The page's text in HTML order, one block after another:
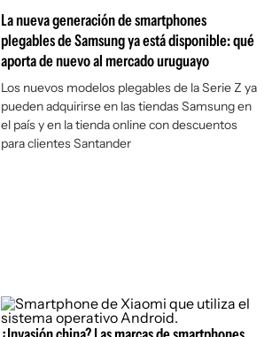
La nueva generación de smartphones
plegables de Samsung ya está disponible: qué
aporta de nuevo al mercado uruguayo
Los nuevos modelos plegables de la Serie Z ya
pueden adquirirse en las tiendas Samsung en
el país y en la tienda online con descuentos
para clientes Santander